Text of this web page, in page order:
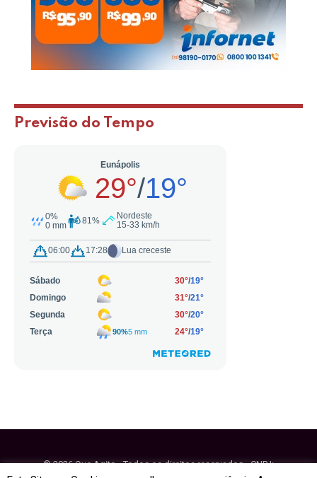
Previsão do Tempo
© 2026 Que Agito - Todos os direitos reservados - CNPJ: